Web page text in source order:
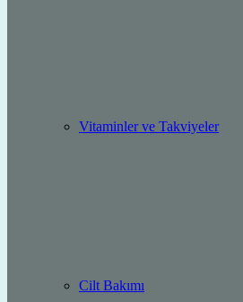
Vitaminler ve Takviyeler
Cilt Bakımı